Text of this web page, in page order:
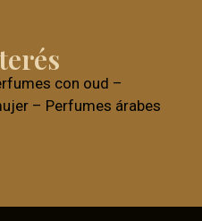
con oud –
– Perfumes árabes